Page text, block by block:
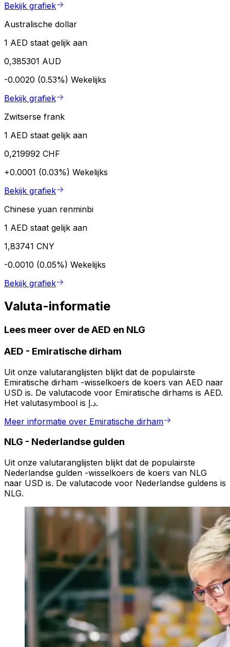
Bekijk grafiek
Australische dollar
1 AED staat gelijk aan
0,385301 AUD
-0.0020 (0.53%) Wekelijks
Bekijk grafiek
Zwitserse frank
1 AED staat gelijk aan
0,219992 CHF
+0.0001 (0.03%) Wekelijks
Bekijk grafiek
Chinese yuan renminbi
1 AED staat gelijk aan
1,83741 CNY
-0.0010 (0.05%) Wekelijks
Bekijk grafiek
Valuta-informatie
Lees meer over de AED en NLG
AED - Emiratische dirham
Uit onze valutaranglijsten blijkt dat de populairste
Emiratische dirham -wisselkoers de koers van AED naar
USD is. De valutacode voor Emiratische dirhams is AED.
Het valutasymbool is د.إ.
Meer informatie over Emiratische dirham
NLG - Nederlandse gulden
Uit onze valutaranglijsten blijkt dat de populairste
Nederlandse gulden -wisselkoers de koers van NLG
naar USD is. De valutacode voor Nederlandse guldens is
NLG.